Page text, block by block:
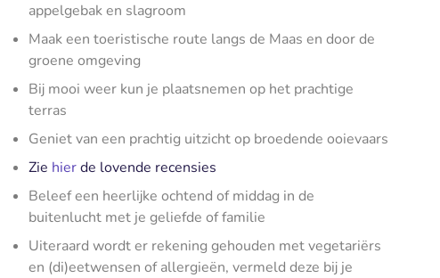
appelgebak en slagroom
Maak een toeristische route langs de Maas en door de
groene omgeving
Bij mooi weer kun je plaatsnemen op het prachtige
terras
Geniet van een prachtig uitzicht op broedende ooievaars
Zie hierde lovende recensies
Beleef een heerlijke ochtend of middag in de
buitenlucht met je geliefde of familie
Uiteraard wordt er rekening gehouden met vegetariërs
en (di)eetwensen of allergieën, vermeld deze bij je